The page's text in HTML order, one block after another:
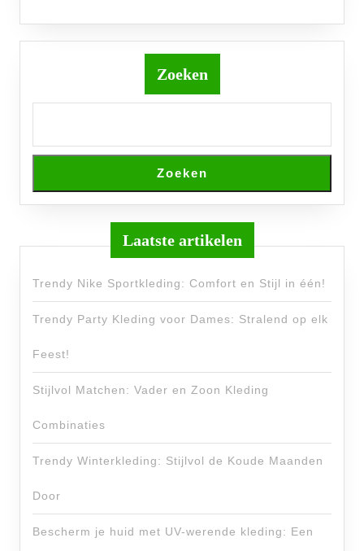
Zoeken
Zoeken
Laatste artikelen
Trendy Nike Sportkleding: Comfort en Stijl in één!
Trendy Party Kleding voor Dames: Stralend op elk
Feest!
Stijlvol Matchen: Vader en Zoon Kleding
Combinaties
Trendy Winterkleding: Stijlvol de Koude Maanden
Door
Bescherm je huid met UV-werende kleding: Een